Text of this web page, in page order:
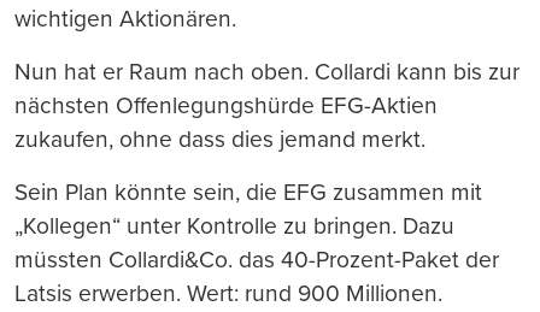
wichtigen Aktionären.
Nun hat er Raum nach oben. Collardi kann bis zur
nächsten Offenlegungshürde EFG-Aktien
zukaufen, ohne dass dies jemand merkt.
Sein Plan könnte sein, die EFG zusammen mit
„Kollegen“ unter Kontrolle zu bringen. Dazu
müssten Collardi&Co. das 40-Prozent-Paket der
Latsis erwerben. Wert: rund 900 Millionen.